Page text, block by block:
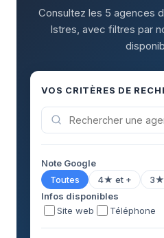
Consultez les 5 agences
Istres, avec filtres par
VOS CRITÈRES DE
Note Google
Toutes
4★ et +
3★
Infos disponibles
Site web
Téléphone